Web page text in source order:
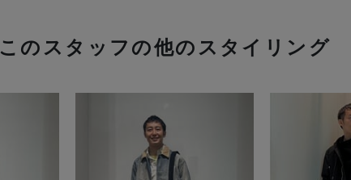
このスタッフの他のスタイリング